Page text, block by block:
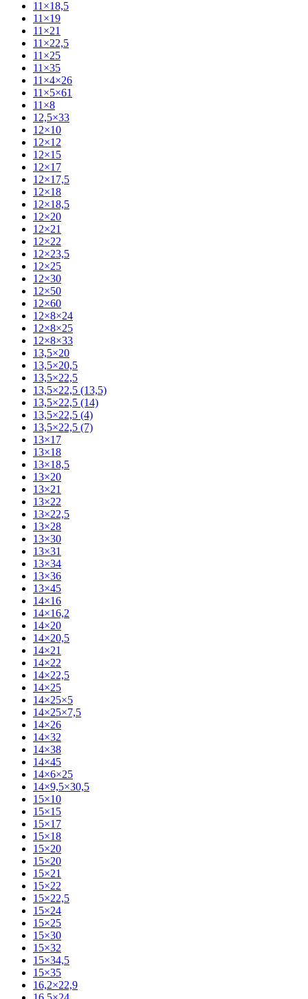
11×18,5
11×19
11×21
11×22,5
11×25
11×35
11×4×26
11×5×61
11×8
12,5×33
12×10
12×12
12×15
12×17
12×17,5
12×18
12×18,5
12×20
12×21
12×22
12×23,5
12×25
12×30
12×50
12×60
12×8×24
12×8×25
12×8×33
13,5×20
13,5×20,5
13,5×22,5
13,5×22,5 (13,5)
13,5×22,5 (14)
13,5×22,5 (4)
13,5×22,5 (7)
13×17
13×18
13×18,5
13×20
13×21
13×22
13×22,5
13×28
13×30
13×31
13×34
13×36
13×45
14×16
14×16,2
14×20
14×20,5
14×21
14×22
14×22,5
14×25
14×25×5
14×25×7,5
14×26
14×32
14×38
14×45
14×6×25
14×9,5×30,5
15×10
15×15
15×17
15×18
15×20
15×20
15×21
15×22
15×22,5
15×24
15×25
15×30
15×32
15×34,5
15×35
16,2×22,9